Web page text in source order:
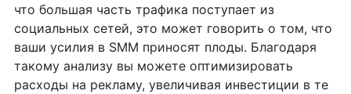
что большая часть трафика поступает из
социальных сетей, это может говорить о том, что
ваши усилия в SMM приносят плоды. Благодаря
такому анализу вы можете оптимизировать
расходы на рекламу, увеличивая инвестиции в те